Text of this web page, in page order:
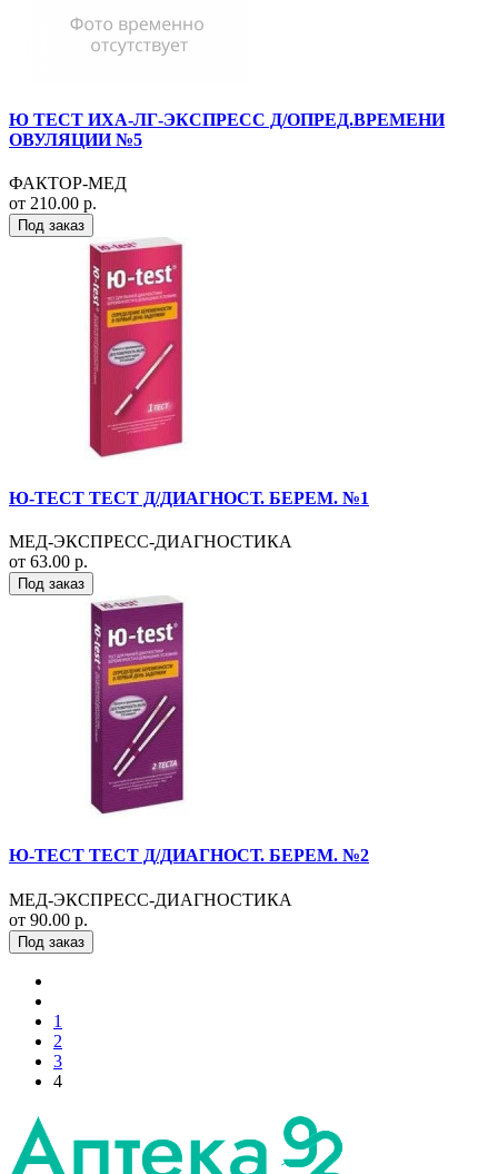
Ю ТЕСТ ИХА-ЛГ-ЭКСПРЕСС Д/ОПРЕД.ВРЕМЕНИ
ОВУЛЯЦИИ №5
ФАКТОР-МЕД
от 210.00 р.
Под заказ
Ю-ТЕСТ ТЕСТ Д/ДИАГНОСТ. БЕРЕМ. №1
МЕД-ЭКСПРЕСС-ДИАГНОСТИКА
от 63.00 р.
Под заказ
Ю-ТЕСТ ТЕСТ Д/ДИАГНОСТ. БЕРЕМ. №2
МЕД-ЭКСПРЕСС-ДИАГНОСТИКА
от 90.00 р.
Под заказ
1
2
3
4